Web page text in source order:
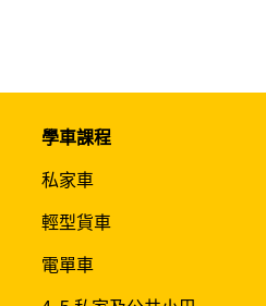
學車課程
私家車
輕型貨車
電單車